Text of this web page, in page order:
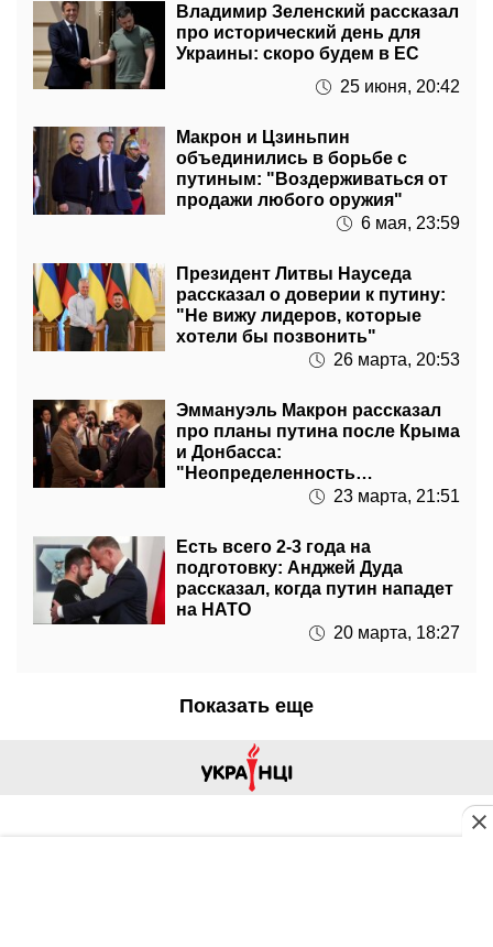
Владимир Зеленский рассказал
про исторический день для
Украины: скоро будем в ЕС
25 июня, 20:42
Макрон и Цзиньпин
объединились в борьбе с
путиным: "Воздерживаться от
продажи любого оружия"
6 мая, 23:59
Президент Литвы Науседа
рассказал о доверии к путину:
"Не вижу лидеров, которые
хотели бы позвонить"
26 марта, 20:53
Эммануэль Макрон рассказал
про планы путина после Крыма
и Донбасса:
"Неопределенность
относительно военных целей"
23 марта, 21:51
Есть всего 2-3 года на
подготовку: Анджей Дуда
рассказал, когда путин нападет
на НАТО
20 марта, 18:27
Показать еще